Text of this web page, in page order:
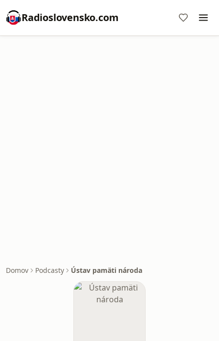
Radioslovensko.com
Domov Podcasty Ústav pamäti národa